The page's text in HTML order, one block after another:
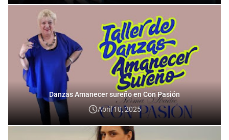
Danzas Amanecer sureño en Con Pasión
Abril 10, 2025